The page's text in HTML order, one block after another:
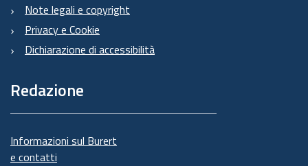
Note legali e copyright
Privacy e Cookie
Dichiarazione di accessibilità
Redazione
Informazioni sul Burert
e contatti